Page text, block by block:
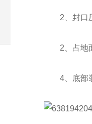
2、封口压
2、占地面
4、底部装